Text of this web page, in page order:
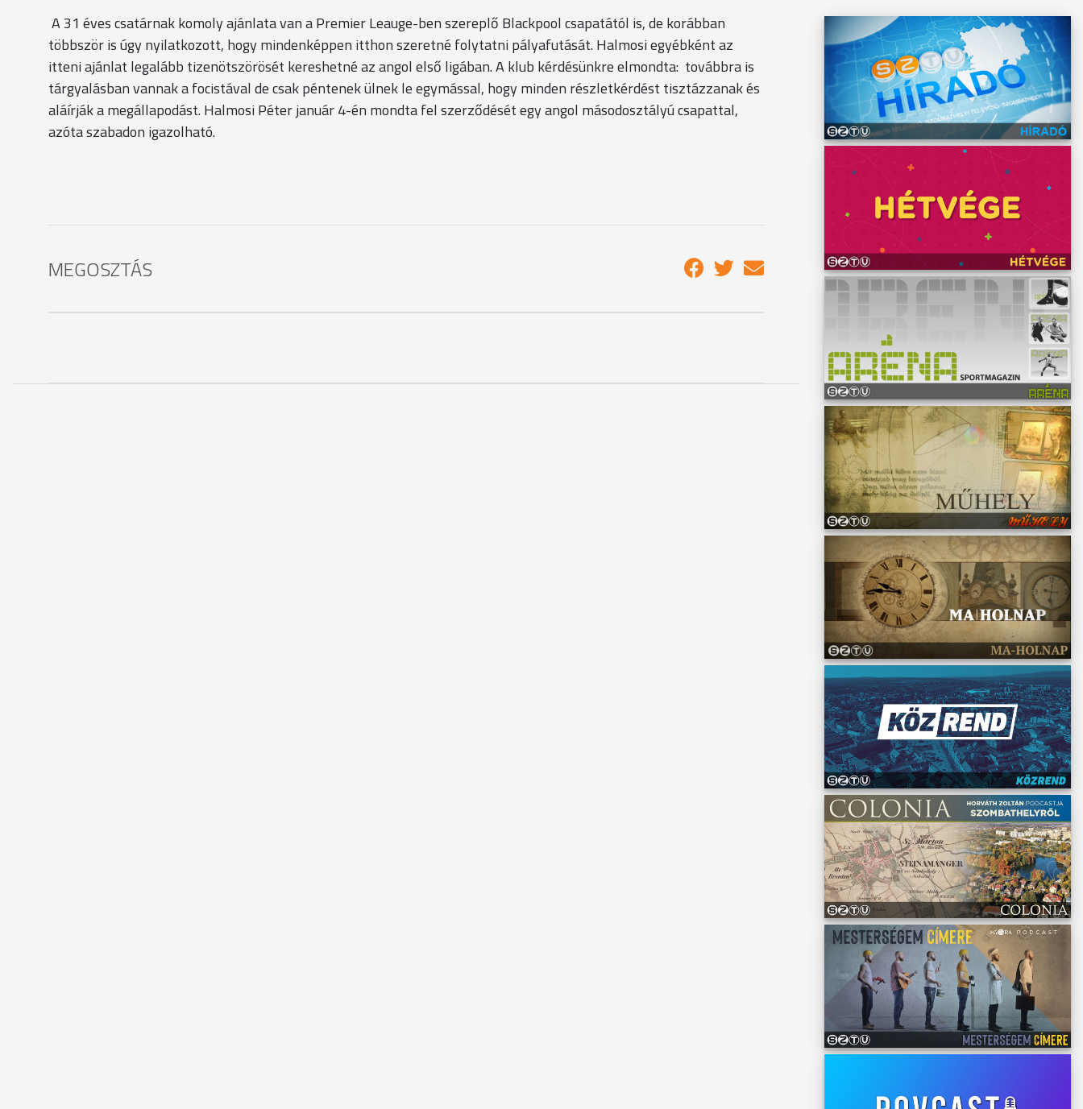
A 31 éves csatárnak komoly ajánlata van a Premier Leauge-ben szereplő Blackpool csapatától is, de korábban
többször is úgy nyilatkozott, hogy mindenképpen itthon szeretné folytatni pályafutását. Halmosi egyébként az
itteni ajánlat legalább tizenötszörösét kereshetné az angol első ligában. A klub kérdésünkre elmondta: továbbra is
tárgyalásban vannak a focistával de csak péntenek ülnek le egymással, hogy minden részletkérdést tisztázzanak és
aláírják a megállapodást. Halmosi Péter január 4-én mondta fel szerződését egy angol másodosztályú csapattal,
azóta szabadon igazolható.
MEGOSZTÁS